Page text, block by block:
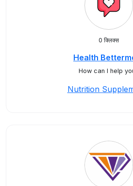
0 क्लिक्स
Health
How can I help
Nutrition